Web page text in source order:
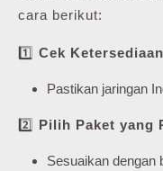
cara berikut:
1️⃣ Cek
Pastikan jaringan
2️⃣ Pilih Paket yang
Sesuaikan dengan